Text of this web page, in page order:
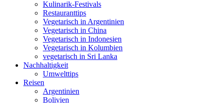
Kulinarik-Festivals
Restauranttips
Vegetarisch in Argentinien
Vegetarisch in China
Vegetarisch in Indonesien
Vegetarisch in Kolumbien
vegetarisch in Sri Lanka
Nachhaltigkeit
Umwelttips
Reisen
Argentinien
Bolivien